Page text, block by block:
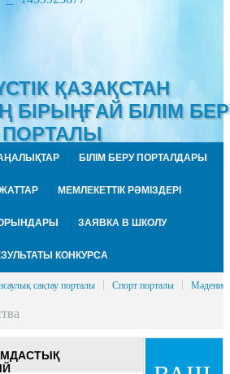
ҚАЗАҚСТАН
БІРЫҢҒАЙ БІЛІМ
ПОРТАЛЫ
БІЛІМ БЕРУ ПОРТАЛДАРЫ
МЕМЛЕКЕТТІК РӘМІЗДЕРІ
ЗАЯВКА В ШКОЛУ
КОНКУРСА
сақтау порталы Спорт порталы